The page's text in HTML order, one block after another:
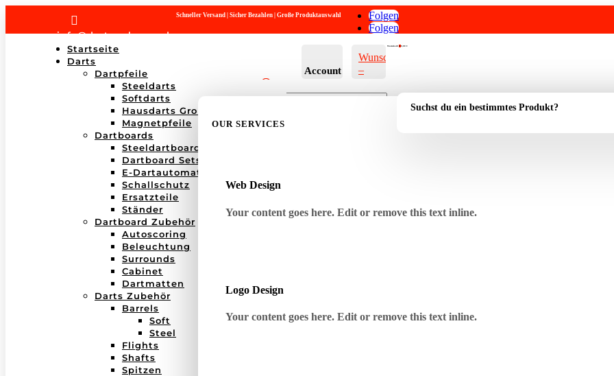

info@dartwerk-saar.de
Schneller Versand | Sicher Bezahlen | Große Produktauswahl
Folgen
Folgen
Startseite
Darts
Dartpfeile
Steeldarts
Softdarts
Hausdarts Großboxen
Magnetpfeile
Dartboards
Steeldartboards
Dartboard Sets
E-Dartautomaten
Schallschutz
Ersatzteile
Ständer
Dartboard Zubehör
Autoscoring
Beleuchtung
Surrounds
Cabinet
Dartmatten
Darts Zubehör
Barrels
Soft
Steel
Flights
Shafts
Spitzen
search
Account
Wunschliste
–
Warenkorb 0 0,00 €
Suchst du ein bestimmtes Produkt?
OUR SERVICES
Web Design
Your content goes here. Edit or remove this text inline.
Logo Design
Your content goes here. Edit or remove this text inline.